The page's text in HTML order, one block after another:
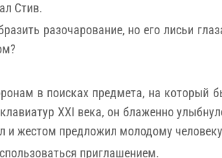
Стив.
разочарование, но его лисьи
в поисках предмета, на который
XXI века, он блаженно
и жестом предложил молодому человеку
приглашением.